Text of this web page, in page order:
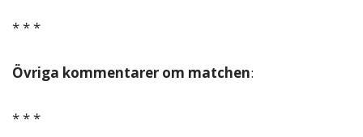
* * *
Övriga kommentarer om matchen:
* * *